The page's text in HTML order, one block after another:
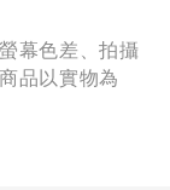
幕色差、拍攝
品以實物為